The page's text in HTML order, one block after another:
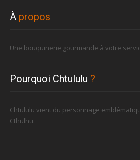
À propos
Une bouquinerie gourmande à votre
Pourquoi Chtululu ?
Chtululu vient du personnage
Cthulhu.